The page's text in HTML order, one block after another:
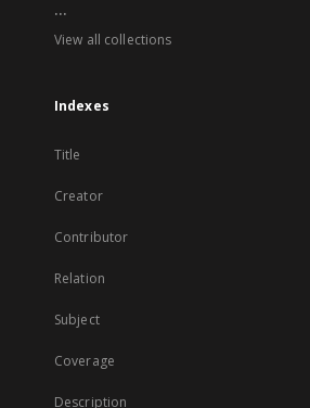
...
View all collections
Indexes
Title
Creator
Contributor
Relation
Subject
Coverage
Description